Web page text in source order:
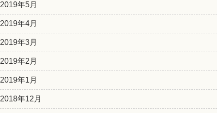
2019年5月
2019年4月
2019年3月
2019年2月
2019年1月
2018年12月